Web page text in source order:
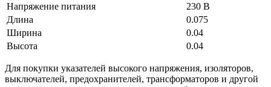
Напряжение питания
230 В
Длина
0.075
Ширина
0.04
Высота
0.04
Для покупки указателей высокого напряжения, изоляторов,
выключателей, предохранителей, трансформаторов и другой